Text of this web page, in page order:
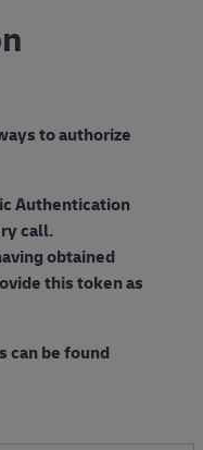
to authorize
Authentication
call.
obtained
this token as
can be found